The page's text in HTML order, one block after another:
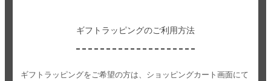
ギフトラッピングのご利用方法
ギフトラッピングをご希望の方は、ショッピングカート画面にて